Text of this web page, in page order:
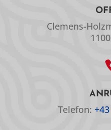
Clemens-
Telefon: